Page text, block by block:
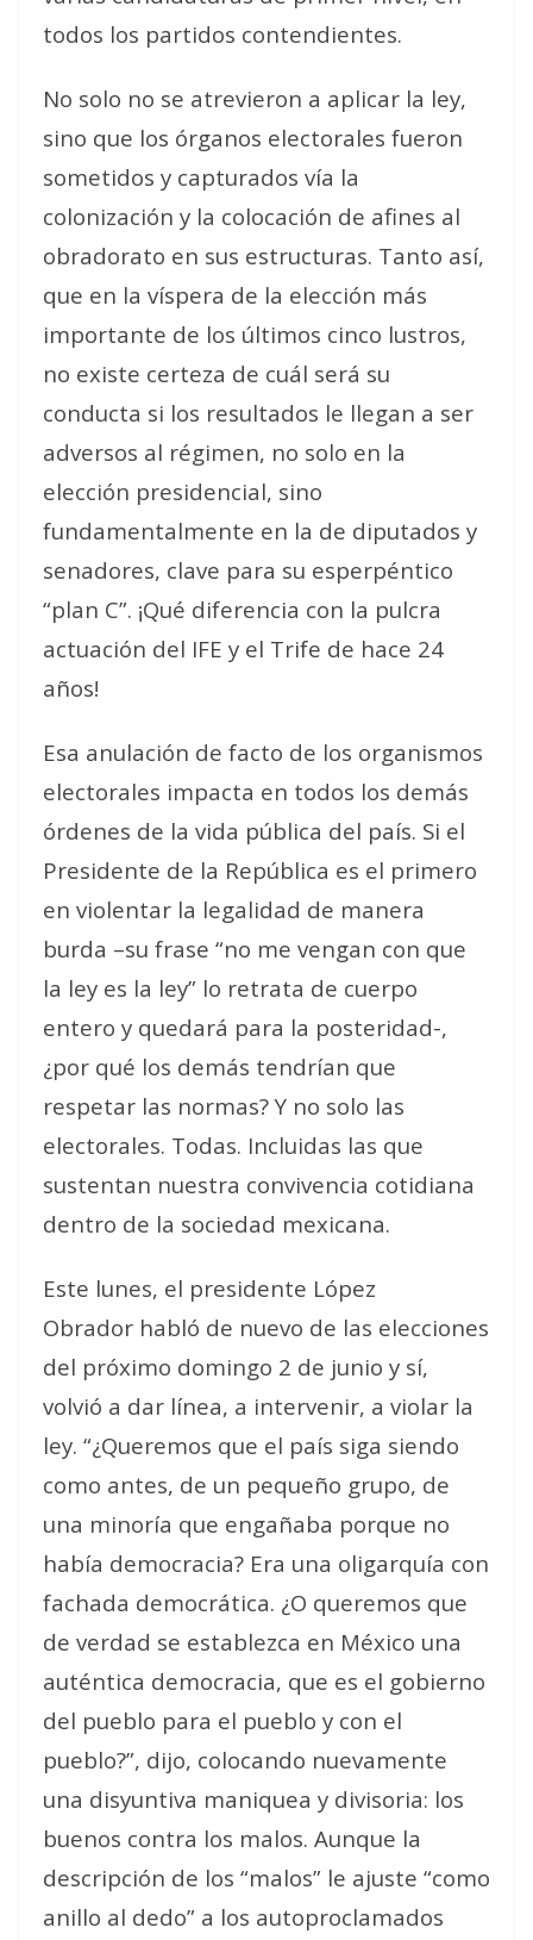
todos los partidos contendientes.
No solo no se atrevieron a aplicar la ley,
sino que los órganos electorales fueron
sometidos y capturados vía la
colonización y la colocación de afines al
obradorato en sus estructuras. Tanto así,
que en la víspera de la elección más
importante de los últimos cinco lustros,
no existe certeza de cuál será su
conducta si los resultados le llegan a ser
adversos al régimen, no solo en la
elección presidencial, sino
fundamentalmente en la de diputados y
senadores, clave para su esperpéntico
“plan C”. ¡Qué diferencia con la pulcra
actuación del IFE y el Trife de hace 24
años!
Esa anulación de facto de los organismos
electorales impacta en todos los demás
órdenes de la vida pública del país. Si el
Presidente de la República es el primero
en violentar la legalidad de manera
burda –su frase “no me vengan con que
la ley es la ley” lo retrata de cuerpo
entero y quedará para la posteridad-,
¿por qué los demás tendrían que
respetar las normas? Y no solo las
electorales. Todas. Incluidas las que
sustentan nuestra convivencia cotidiana
dentro de la sociedad mexicana.
Este lunes, el presidente López
Obrador habló de nuevo de las elecciones
del próximo domingo 2 de junio y sí,
volvió a dar línea, a intervenir, a violar la
ley. “¿Queremos que el país siga siendo
como antes, de un pequeño grupo, de
una minoría que engañaba porque no
había democracia? Era una oligarquía con
fachada democrática. ¿O queremos que
de verdad se establezca en México una
auténtica democracia, que es el gobierno
del pueblo para el pueblo y con el
pueblo?”, dijo, colocando nuevamente
una disyuntiva maniquea y divisoria: los
buenos contra los malos. Aunque la
descripción de los “malos” le ajuste “como
anillo al dedo” a los autoproclamados